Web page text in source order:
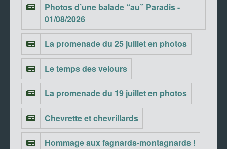
Photos d’une balade “au” Paradis -
01/08/2026
La promenade du 25 juillet en photos
Le temps des velours
La promenade du 19 juillet en photos
Chevrette et chevrillards
Hommage aux fagnards-montagnards !